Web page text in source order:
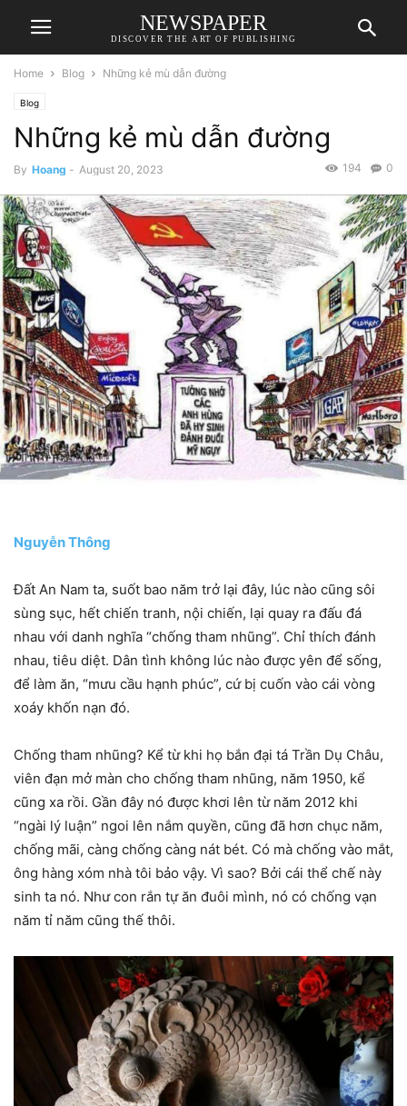
NEWSPAPER
DISCOVER THE ART OF PUBLISHING
Home Blog Những kẻ mù dẫn đường
Blog
Những kẻ mù dẫn đường
By Hoang - August 20, 2023 0
194
Nguyễn Thông
Đất An Nam ta, suốt bao năm trở lại đây, lúc nào cũng sôi
sùng sục, hết chiến tranh, nội chiến, lại quay ra đấu đá
nhau với danh nghĩa “chống tham nhũng”. Chỉ thích đánh
nhau, tiêu diệt. Dân tình không lúc nào được yên để sống,
để làm ăn, “mưu cầu hạnh phúc”, cứ bị cuốn vào cái vòng
xoáy khốn nạn đó.
Chống tham nhũng? Kể từ khi họ bắn đại tá Trần Dụ Châu,
viên đạn mở màn cho chống tham nhũng, năm 1950, kể
cũng xa rồi. Gần đây nó được khơi lên từ năm 2012 khi
“ngài lý luận” ngoi lên nắm quyền, cũng đã hơn chục năm,
chống mãi, càng chống càng nát bét. Có mà chống vào mắt,
ông hàng xóm nhà tôi bảo vậy. Vì sao? Bởi cái thể chế này
sinh ta nó. Như con rắn tự ăn đuôi mình, nó có chống vạn
năm tỉ năm cũng thế thôi.